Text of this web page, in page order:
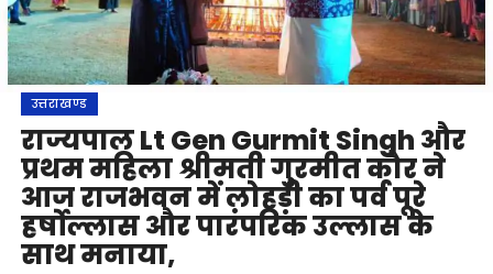
उत्तराखण्ड
राज्यपाल Lt Gen Gurmit Singh और
प्रथम महिला श्रीमती गुरमीत कौर ने
आज राजभवन में लोहड़ी का पर्व पूरे
हर्षोल्लास और पारंपरिक उल्लास के
साथ मनाया,